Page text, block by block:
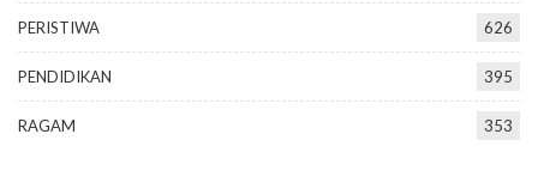
PERISTIWA 626
PENDIDIKAN 395
RAGAM 353